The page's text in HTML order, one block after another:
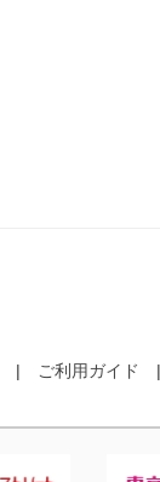
ご利用ガイド